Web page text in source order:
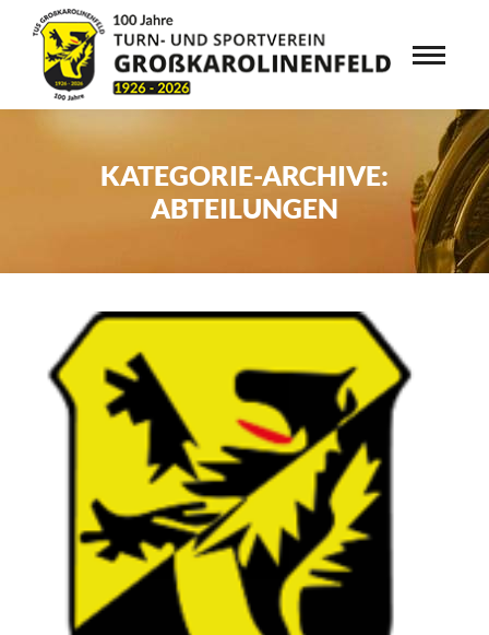
KATEGORIE-ARCHIVE:
ABTEILUNGEN